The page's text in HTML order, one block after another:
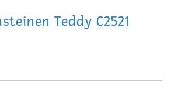
Teddy C2521